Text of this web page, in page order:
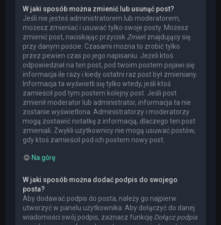
W jaki sposób można zmienić lub usunąć post?
Jeśli nie jesteś administratorem lub moderatorem,
możesz zmieniać i usuwać tylko swoje posty. Możesz
zmienić post, naciskając przycisk Zmień znajdujący się
przy danym poście. Czasami można to zrobić tylko
przez pewien czas po jego napisaniu. Jeżeli ktoś
odpowiedział na ten post, pod twoim postem pojawi się
informacja ile razy i kiedy ostatni raz post był zmieniany.
Informacja ta wyświetli się tylko wtedy, jeśli ktoś
zamieścił pod tym postem kolejny post. Jeśli post
zmienił moderator lub administrator, informacja ta nie
zostanie wyświetlona. Administratorzy i moderatorzy
mogą zostawić notatkę z informacją, dlaczego ten post
zmieniali. Zwykli użytkownicy nie mogą usuwać postów,
gdy ktoś zamieścił pod ich postem nowy post.
Na górę
W jaki sposób można dodać podpis do swojego
posta?
Aby dodawać podpis do posta, należy go najpierw
utworzyć w panelu użytkownika. Aby dołączyć do danej
wiadomości swój podpis, zaznacz funkcję Dołącz podpis